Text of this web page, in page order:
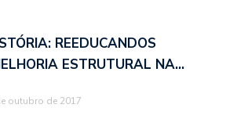
REEDUCANDOS
ESTRUTURAL NA…
outubro de 2017